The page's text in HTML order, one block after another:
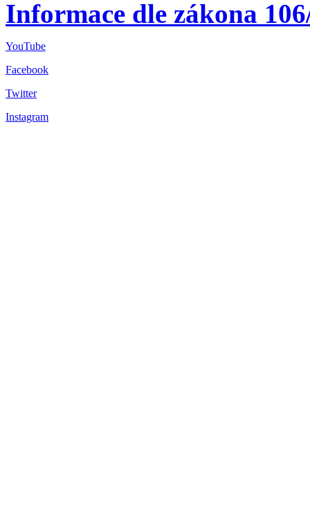
Informace dle zákona
YouTube
Facebook
Twitter
Instagram